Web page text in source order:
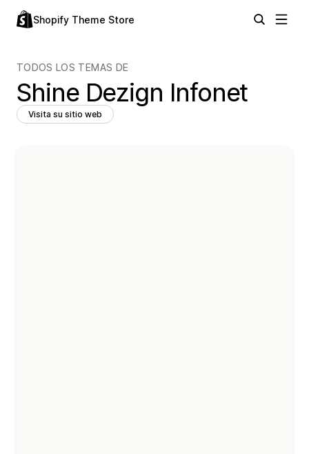
Shopify Theme Store
TODOS LOS TEMAS DE
Shine Dezign Infonet
Visita su sitio web